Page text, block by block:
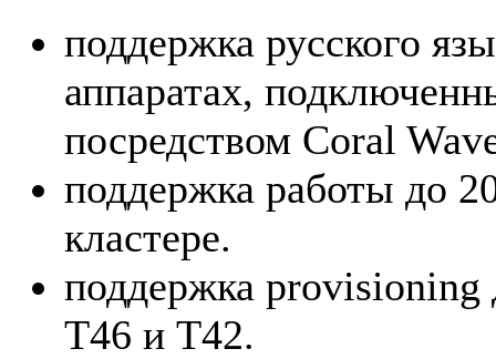
поддержка русского
аппаратах,
посредством Coral
поддержка работы до
кластере.
поддержка provisioning
T46 и T42.